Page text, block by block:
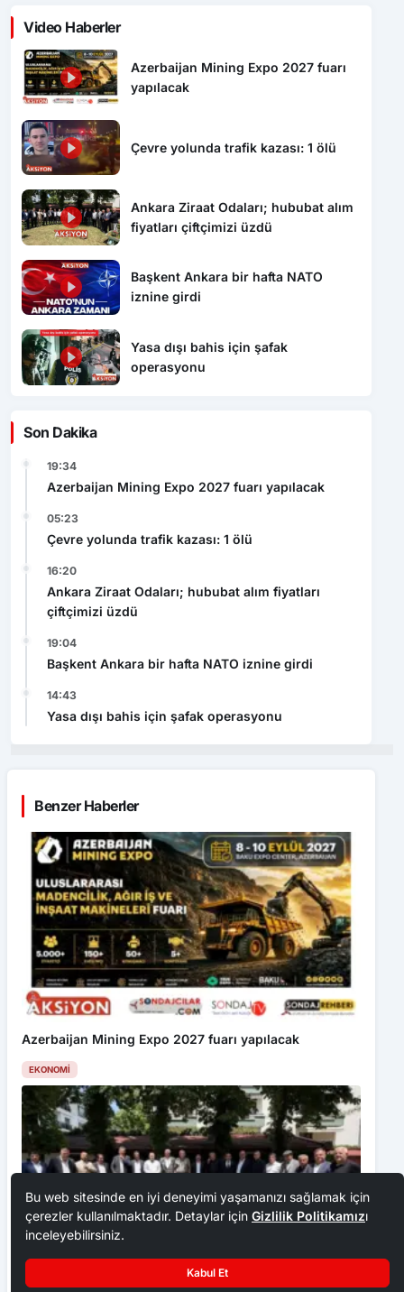
Video Haberler
Azerbaijan Mining Expo 2027 fuarı
yapılacak
Çevre yolunda trafik kazası: 1 ölü
Ankara Ziraat Odaları; hububat alım
fiyatları çiftçimizi üzdü
Başkent Ankara bir hafta NATO
iznine girdi
Yasa dışı bahis için şafak
operasyonu
Son Dakika
19:34
Azerbaijan Mining Expo 2027 fuarı yapılacak
05:23
Çevre yolunda trafik kazası: 1 ölü
16:20
Ankara Ziraat Odaları; hububat alım fiyatları
çiftçimizi üzdü
19:04
Başkent Ankara bir hafta NATO iznine girdi
14:43
Yasa dışı bahis için şafak operasyonu
Benzer Haberler
Azerbaijan Mining Expo 2027 fuarı yapılacak
EKONOMI
Bu web sitesinde en iyi deneyimi yaşamanızı sağlamak için
çerezler kullanılmaktadır. Detaylar için Gizlilik Politikamızı
inceleyebilirsiniz.
Kabul Et